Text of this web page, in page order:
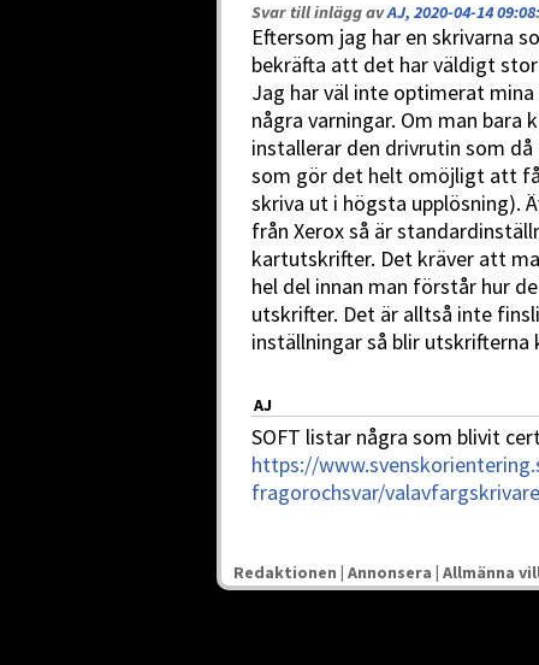
Svar till inlägg avAJ, 2020-04-14 09:08:
Eftersom jag har en skrivarna
bekräfta att det har väldigt
Jag har väl inte optimerat
några varningar. Om man bara
installerar den drivrutin som
som gör det helt omöjligt att
skriva ut i högsta upplösning).
från Xerox så är
kartutskrifter. Det kräver att
hel del innan man förstår hur
utskrifter. Det är alltså inte
inställningar så blir
AJ
SOFT listar några som blivit
https://
fragorochsvar/
Redaktionen | Annonsera | Allmänna